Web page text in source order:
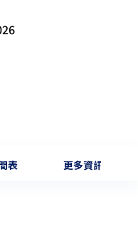
表 更多資訊